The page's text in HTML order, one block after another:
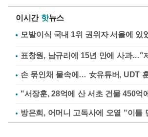
이시간 핫뉴스
표창원, 남규리에 15년 만에 사과…"
손 묶인채 물속에… 女유튜버, UDT
"서장훈, 28억에 산 서초 건물 450억
방은희, 어머니 고독사에 오열 "이틀